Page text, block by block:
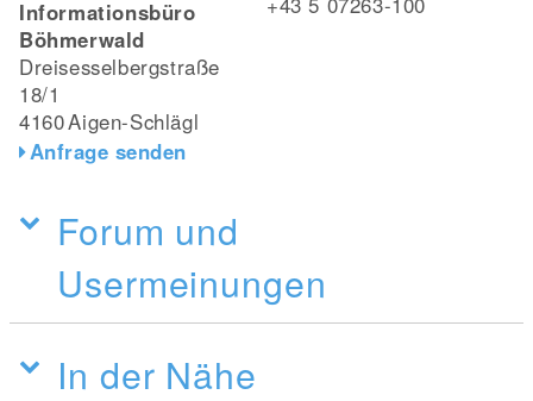
Informationsbüro
Böhmerwald
Dreisesselbergstraße
18/1
4160Aigen-Schlägl
Anfrage senden
Forum und
Usermeinungen
In der Nähe